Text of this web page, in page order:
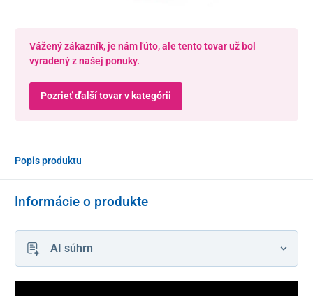
Vážený zákazník, je nám ľúto, ale tento tovar už bol
vyradený z našej ponuky.
Pozrieť ďalší tovar v kategórii
Popis produktu
Informácie o produkte
AI súhrn